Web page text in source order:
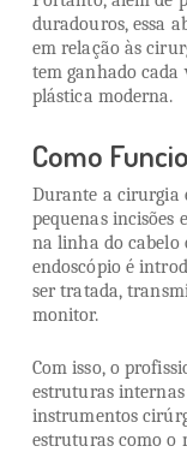
duradouros, essa
em relação às
tem ganhado cada
plástica moderna.
Como
Durante a cirurgia
pequenas incisões
na linha do cabelo
endoscópio é
ser tratada,
monitor.
Com isso, o
estruturas internas
instrumentos
estruturas como o